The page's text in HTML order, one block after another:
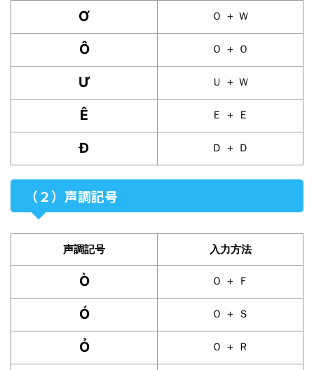
Ơ Ｏ ＋ Ｗ
Ô Ｏ ＋ Ｏ
Ư Ｕ ＋ Ｗ
Ê Ｅ ＋ Ｅ
Đ Ｄ ＋ Ｄ
（２）声調記号
声調記号 入力方法
Ò Ｏ ＋ Ｆ
Ó Ｏ ＋ Ｓ
Ỏ Ｏ ＋ Ｒ